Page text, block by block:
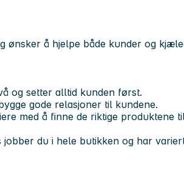
ønsker å hjelpe både kunder og
og setter alltid kunden først.
gode relasjoner til kundene.
med å finne de riktige produktene
jobber du i hele butikken og har